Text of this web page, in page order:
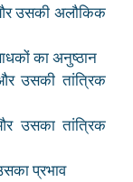
और उसकी अलौकिक
का अनुष्ठान
उसकी तांत्रिक
उसका तांत्रिक
प्रभाव